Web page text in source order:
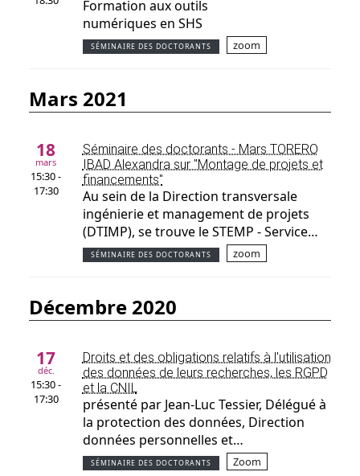
Formation aux outils
numériques en SHS
SÉMINAIRE DES DOCTORANTS zoom
mars 2021
18
mars
15:30 -
17:30
Séminaire des doctorants - Mars TORERO
IBAD Alexandra sur "Montage de projets et
financements"
Au sein de la Direction transversale
ingénierie et management de projets
(DTIMP), se trouve le STEMP - Service…
SÉMINAIRE DES DOCTORANTS zoom
décembre 2020
17
déc.
15:30 -
17:30
Droits et des obligations relatifs à l'utilisation
des données de leurs recherches, les RGPD
et la CNIL
présenté par Jean-Luc Tessier, Délégué à
la protection des données, Direction
données personnelles et…
SÉMINAIRE DES DOCTORANTS Zoom